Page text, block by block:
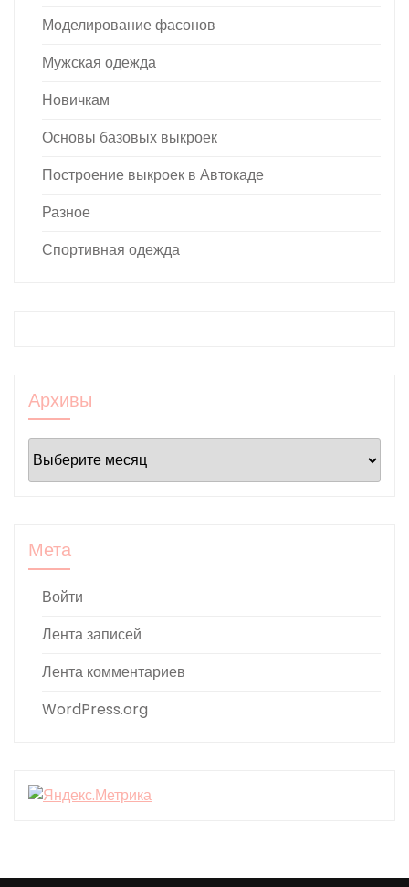
Моделирование фасонов
Мужская одежда
Новичкам
Основы базовых выкроек
Построение выкроек в Автокаде
Разное
Спортивная одежда
Архивы
Архивы
Мета
Войти
Лента записей
Лента комментариев
WordPress.org